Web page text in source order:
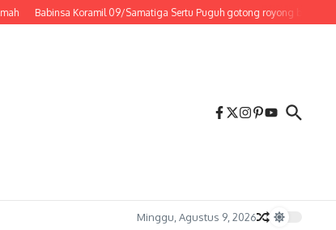
Babinsa Koramil 09/Samatiga Sertu Puguh gotong royong bantu warga
Minggu, Agustus 9, 2026